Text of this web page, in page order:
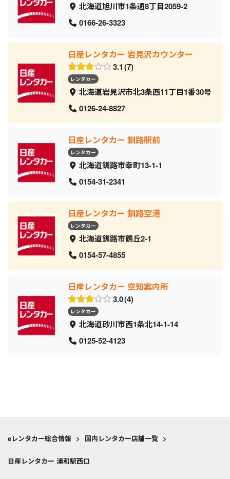
北海道旭川市1条通8丁目2059‐2
0166-26-3323
日産レンタカー 岩見沢カウンター
3.1 7
レンタカー
北海道岩見沢市北3条西11丁目1番30号
0126-24-8827
日産レンタカー 釧路駅前
レンタカー
北海道釧路市幸町13-1-1
0154-31-2341
日産レンタカー 釧路空港
レンタカー
北海道釧路市鶴丘2-1
0154-57-4855
日産レンタカー 空知案内所
3.0 4
レンタカー
北海道砂川市西1条北14-1-14
0125-52-4123
eレンタカー総合情報 > 国内レンタカー店舗一覧 >
日産レンタカー 浦和駅西口